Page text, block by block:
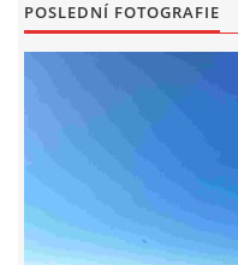
POSLEDNÍ FOTOGRAFIE